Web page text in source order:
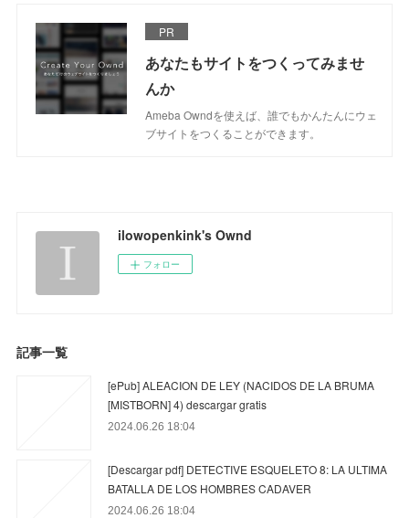
PR
あなたもサイトをつくってみませ
んか
Ameba Owndを使えば、誰でもかんたんにウェ
ブサイトをつくることができます。
ilowopenkink's Ownd
フォロー
記事一覧
[ePub] ALEACION DE LEY (NACIDOS DE LA BRUMA
[MISTBORN] 4) descargar gratis
2024.06.26 18:04
[Descargar pdf] DETECTIVE ESQUELETO 8: LA ULTIMA
BATALLA DE LOS HOMBRES CADAVER
2024.06.26 18:04